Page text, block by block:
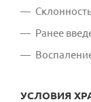
Ранее
УСЛОВИЯ